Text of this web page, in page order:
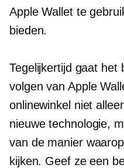
Apple Wallet te
bieden.
Tegelijkertijd gaat het
volgen van Apple
onlinewinkel niet
nieuwe technologie,
van de manier
kijken. Geef ze een